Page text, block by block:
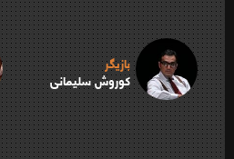
بازیگر
کوروش سلیمانی